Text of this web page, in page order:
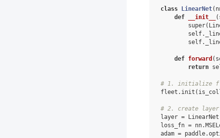
class LinearNet(
def
__init__ (
super(
self.
self.
def forward (
return
# 1. initialize
fleet . init (
# 2. create layer
layer = LinearNet
loss_fn = nn.
adam = paddle.